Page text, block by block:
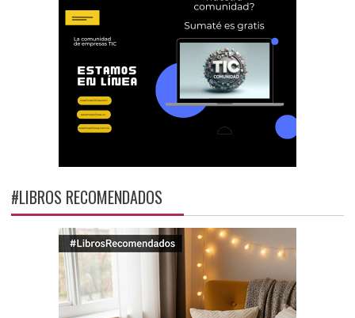
#LIBROS RECOMENDADOS